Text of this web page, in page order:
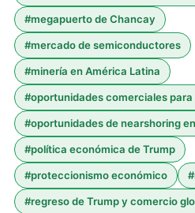
#megapuerto de Chancay
#mercado de semiconductores
#minería en América Latina
#oportunidades comerciales
#oportunidades de nearshoring
#política económica de Trump
#proteccionismo económico #
#regreso de Trump y comercio